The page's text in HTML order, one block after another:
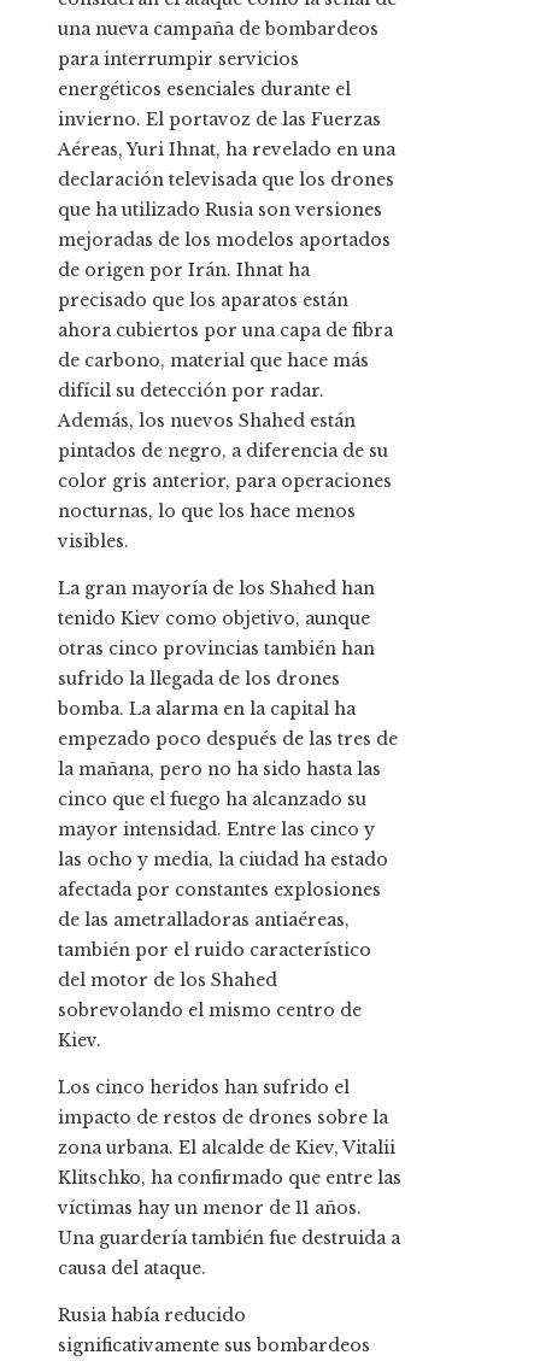
una nueva campaña de bombardeos
para interrumpir servicios
energéticos esenciales durante el
invierno. El portavoz de las Fuerzas
Aéreas, Yuri Ihnat, ha revelado en una
declaración televisada que los drones
que ha utilizado Rusia son versiones
mejoradas de los modelos aportados
de origen por Irán. Ihnat ha
precisado que los aparatos están
ahora cubiertos por una capa de fibra
de carbono, material que hace más
difícil su detección por radar.
Además, los nuevos Shahed están
pintados de negro, a diferencia de su
color gris anterior, para operaciones
nocturnas, lo que los hace menos
visibles.
La gran mayoría de los Shahed han
tenido Kiev como objetivo, aunque
otras cinco provincias también han
sufrido la llegada de los drones
bomba. La alarma en la capital ha
empezado poco después de las tres de
la mañana, pero no ha sido hasta las
cinco que el fuego ha alcanzado su
mayor intensidad. Entre las cinco y
las ocho y media, la ciudad ha estado
afectada por constantes explosiones
de las ametralladoras antiaéreas,
también por el ruido característico
del motor de los Shahed
sobrevolando el mismo centro de
Kiev.
Los cinco heridos han sufrido el
impacto de restos de drones sobre la
zona urbana. El alcalde de Kiev, Vitalii
Klitschko, ha confirmado que entre las
víctimas hay un menor de 11 años.
Una guardería también fue destruida a
causa del ataque.
Rusia había reducido
significativamente sus bombardeos